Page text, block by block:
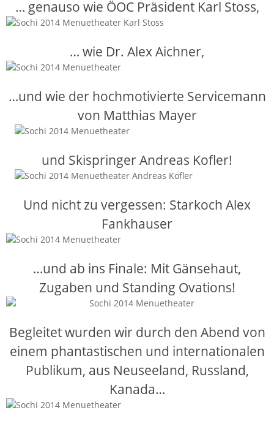
… genauso wie ÖOC Präsident Karl Stoss,
… wie Dr. Alex Aichner,
…und wie der hochmotivierte Servicemann
von Matthias Mayer
und Skispringer Andreas Kofler!
Und nicht zu vergessen: Starkoch Alex
Fankhauser
…und ab ins Finale: Mit Gänsehaut,
Zugaben und Standing Ovations!
Begleitet wurden wir durch den Abend von
einem phantastischen und internationalen
Publikum, aus Neuseeland, Russland,
Kanada…